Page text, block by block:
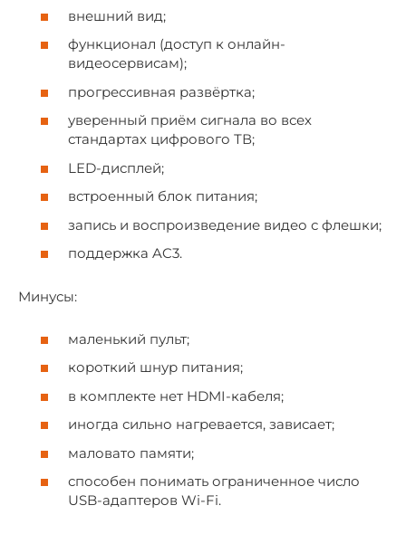
внешний вид;
функционал (доступ к онлайн-
видеосервисам);
прогрессивная развёртка;
уверенный приём сигнала во всех
стандартах цифрового ТВ;
LED-дисплей;
встроенный блок питания;
запись и воспроизведение видео с флешки;
поддержка AC3.
Минусы:
маленький пульт;
короткий шнур питания;
в комплекте нет HDMI-кабеля;
иногда сильно нагревается, зависает;
маловато памяти;
способен понимать ограниченное число
USB-адаптеров Wi-Fi.